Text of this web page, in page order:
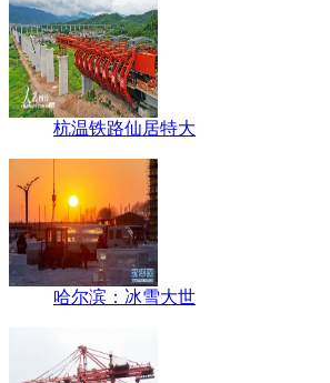
杭温铁路仙居特大
哈尔滨：冰雪大世